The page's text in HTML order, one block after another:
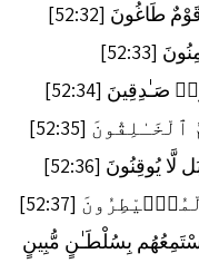
طَاغُونَ [52:32]
[52:33]
[52:34]
[52:35]
[52:36]
[52:37]
بِسُلْطَـٰنٍ مُّبِينٍ